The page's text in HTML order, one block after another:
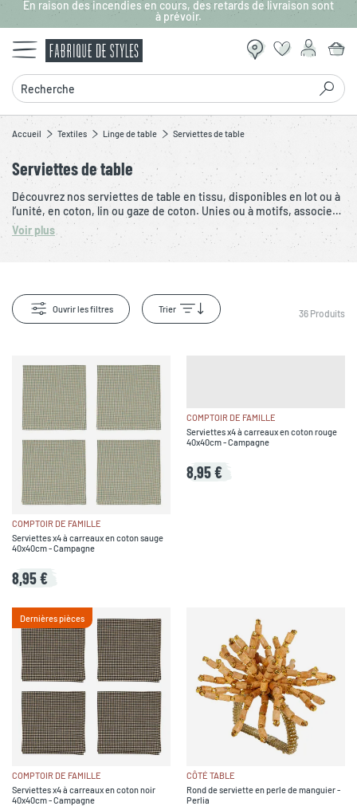
Aller au contenu principal
En raison des incendies en cours, des retards de livraison sont
à prévoir.
Recherche
Accueil Textiles Linge de table Serviettes de table
Serviettes de table
Découvrez nos serviettes de table en tissu, disponibles en lot ou à
l’unité, en coton, lin ou gaze de coton. Unies ou à motifs, associez-
les à votre nappe pour créer une table chaleureuse et tendance.
Retrouvez un large choix de design et couleurs pour toutes vos
envies. Complétez votre linge de table avec nos ronds de
Voir plus
Ouvrir les filtres Trier 36 Produits
COMPTOIR DE FAMILLE
Serviettes x4 à carreaux en coton sauge
40x40cm - Campagne
8,95 €
COMPTOIR DE FAMILLE
Serviettes x4 à carreaux en coton rouge
40x40cm - Campagne
8,95 €
Dernières pièces
COMPTOIR DE FAMILLE
Serviettes x4 à carreaux en coton noir
40x40cm - Campagne
CÔTÉ TABLE
Rond de serviette en perle de manguier -
Perlia